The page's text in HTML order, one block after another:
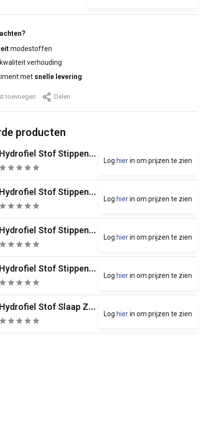
modestoffen
verhouding
met snelle levering
toevoegen Delen
producten
Stof Stippen...
Log hierin om prijzen te zien
Stof Stippen...
Log hierin om prijzen te zien
Stof Stippen...
Log hierin om prijzen te zien
Stof Stippen...
Log hierin om prijzen te zien
Stof Slaap Z...
Log hierin om prijzen te zien